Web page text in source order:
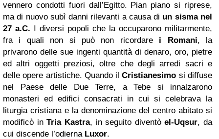
vennero condotti fuori dall’Egitto. Pian piano si riprese,
ma di nuovo subì danni rilevanti a causa di un sisma nel
27 a.C. I diversi popoli che la occuparono militarmente,
fra i quali non si può non ricordare i Romani, la
privarono delle sue ingenti quantità di denaro, oro, pietre
ed altri oggetti preziosi, oltre che degli arredi sacri e
delle opere artistiche. Quando ilCristianesimo si diffuse
nel Paese delle Due Terre, a Tebe si innalzarono
monasteri ed edifici consacrati in cui si celebrava la
liturgia cristiana e la denominazione del centro abitato si
modificò inTria Kastra, in seguito diventòel-Uqsur, da
cui discende l’odierna Luxor.